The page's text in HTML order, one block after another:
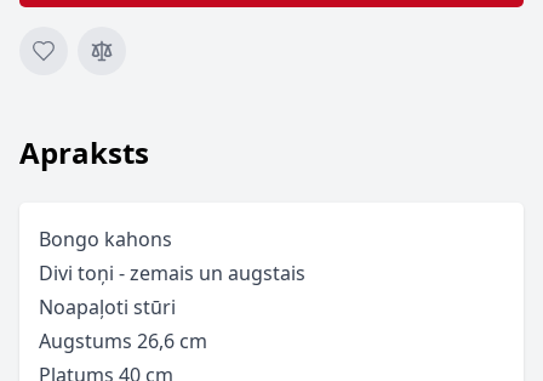
Apraksts
Bongo kahons
Divi toņi - zemais un augstais
Noapaļoti stūri
Augstums 26,6 cm
Platums 40 cm